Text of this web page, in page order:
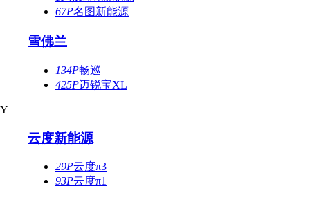
67P名图新能源
雪佛兰
134P畅巡
425P迈锐宝XL
Y
云度新能源
29P云度π3
93P云度π1